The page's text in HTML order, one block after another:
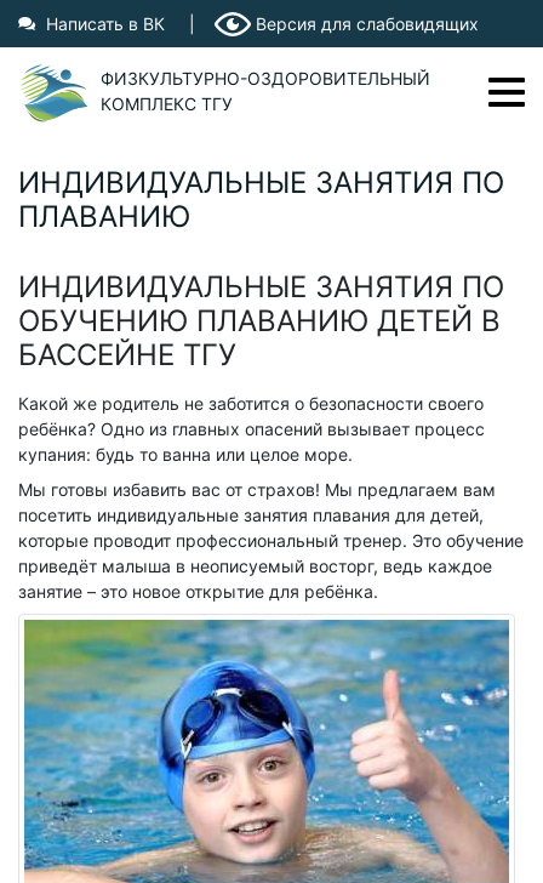
Написать в ВК Версия для слабовидящих
ФИЗКУЛЬТУРНО-ОЗДОРОВИТЕЛЬНЫЙ
КОМПЛЕКС ТГУ
Фрунзе, 2Г
44-97-28
Ушакова, 61
44-92-09
О ФОК ТГУ
ФОК ТГУ
Бассейн "Чайка"
Бассейн на Фрунзе
Тренеры
Вопросы и ответы
Отзывы
Новости
УСЛУГИ
Бассейны
Детям
Фитнес-аэробика
Стрельба из лука
ИНДИВИДУАЛЬНЫЕ ЗАНЯТИЯ ПО
ПЛАВАНИЮ
ИНДИВИДУАЛЬНЫЕ ЗАНЯТИЯ ПО
ОБУЧЕНИЮ ПЛАВАНИЮ ДЕТЕЙ В
БАССЕЙНЕ ТГУ
Какой же родитель не заботится о безопасности своего
ребёнка? Одно из главных опасений вызывает процесс
купания: будь то ванна или целое море.
Мы готовы избавить вас от страхов! Мы предлагаем вам
посетить индивидуальные занятия плавания для детей,
которые проводит профессиональный тренер. Это обучение
приведёт малыша в неописуемый восторг, ведь каждое
занятие – это новое открытие для ребёнка.